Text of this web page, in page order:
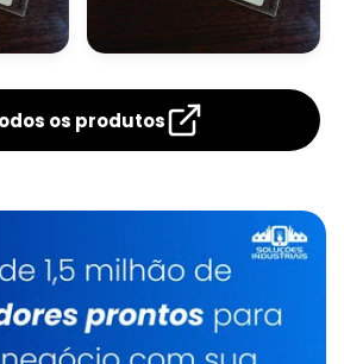
Comprar
os produtos